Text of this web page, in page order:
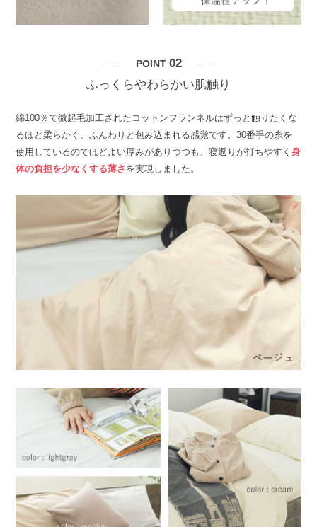
POINT 02
ふっくらやわらかい肌触り
綿100％で微起毛加工されたコットンフランネルはずっと触りたくな
るほど柔らかく、ふんわりと包み込まれる感覚です。30番手の糸を
使用しているのでほどよい厚みがありつつも、寝返りが打ちやすく身
体の負担を少なくする薄さ を実現しました。